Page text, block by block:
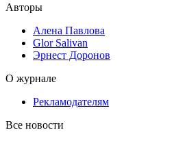
Авторы
Алена Павлова
Glor Salivan
Эрнест Доронов
О журнале
Рекламодателям
Все новости